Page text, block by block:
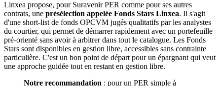
Linxea propose, pour Suravenir PER comme pour ses autres
contrats, une présélection appelée Fonds Stars Linxea. Il s'agit
d'une short-list de fonds OPCVM jugés qualitatifs par les analystes
du courtier, qui permet de démarrer rapidement avec un portefeuille
pré-orienté sans avoir à arbitrer dans tout le catalogue. Les Fonds
Stars sont disponibles en gestion libre, accessibles sans contrainte
particulière. C'est un bon point de départ pour un épargnant qui veut
une approche guidée tout en restant en gestion libre.
Notre recommandation : pour un PER simple à